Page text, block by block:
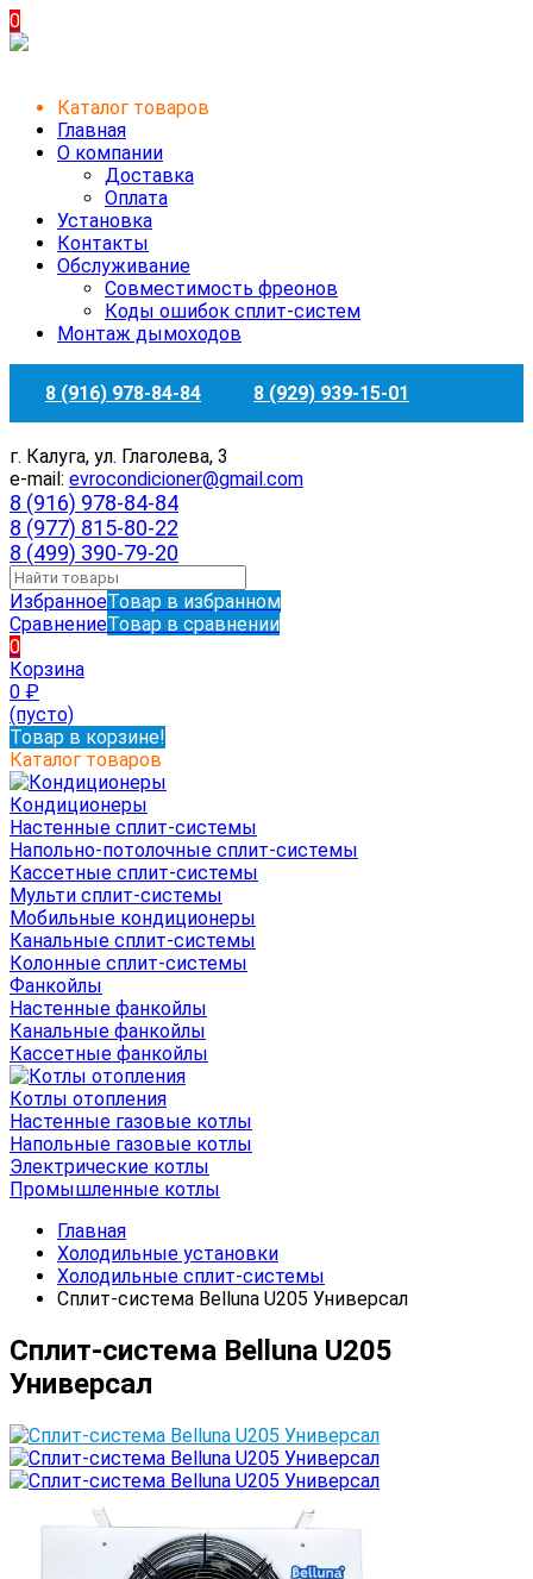
0
Каталог товаров
Главная
О компании
Доставка
Оплата
Установка
Контакты
Обслуживание
Совместимость фреонов
Коды ошибок сплит-систем
Монтаж дымоходов
8 (916) 978-84-84 8 (929) 939-15-01
г. Калуга, ул. Глаголева, 3
e-mail: evrocondicioner@gmail.com
8 (916) 978-84-84
8 (977) 815-80-22
8 (499) 390-79-20
ИзбранноеТовар в избранном
СравнениеТовар в сравнении
0
Корзина
0 ₽
(пусто)
Товар в корзине!
Каталог товаров
Кондиционеры
Настенные сплит-системы
Напольно-потолочные сплит-системы
Кассетные сплит-системы
Мульти сплит-системы
Мобильные кондиционеры
Канальные сплит-системы
Колонные сплит-системы
Фанкойлы
Настенные фанкойлы
Канальные фанкойлы
Кассетные фанкойлы
Котлы отопления
Настенные газовые котлы
Напольные газовые котлы
Электрические котлы
Промышленные котлы
Главная
Холодильные установки
Холодильные сплит-системы
Сплит-система Belluna U205 Универсал
Сплит-система Belluna U205
Универсал